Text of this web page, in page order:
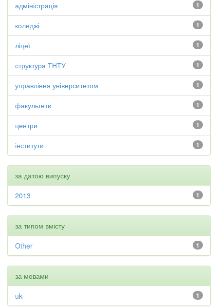
1
адміністрація
1
коледжі
1
ліцеї
1
структура ТНТУ
1
управління університетом
1
факультети
1
центри
1
інститути
за датою випуску
1
2013
за типом вмісту
1
Other
за мовами
1
uk